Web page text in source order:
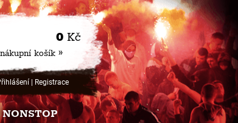
0 Kč
košík »
| Registrace
NONSTOP